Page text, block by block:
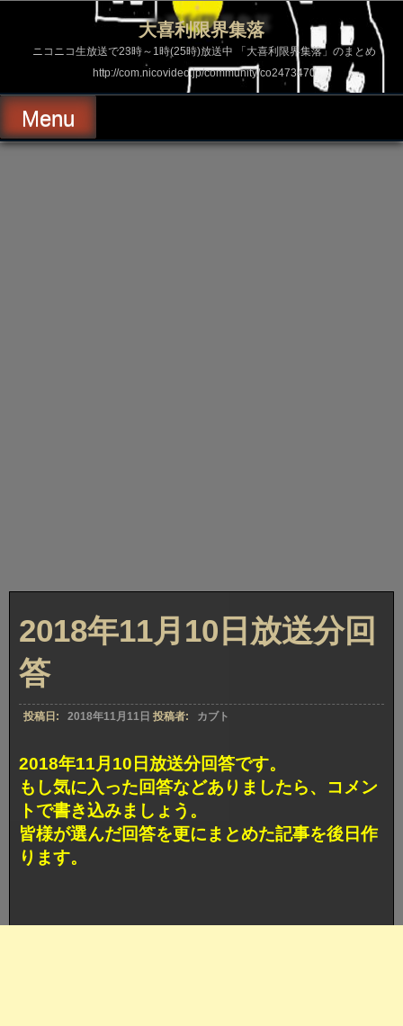
ス
ッ
プ
大喜利限界集落
ニコニコ生放送で23時～1時(25時)放送中 「大喜利限界集落」のまとめ
http://com.nicovideo.jp/community/co2473470
Menu
2018年11月10日放送分回
答
投稿日: 2018年11月11日 投稿者: カブト
2018年11月10日放送分回答です。
もし気に入った回答などありましたら、コメン
トで書き込みましょう。
皆様が選んだ回答を更にまとめた記事を後日作
ります。